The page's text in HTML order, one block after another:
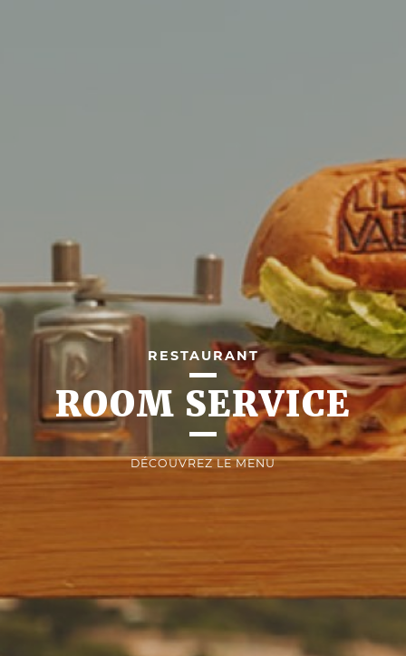
RESTAURANT
ROOM SERVICE
DÉCOUVREZ LE MENU